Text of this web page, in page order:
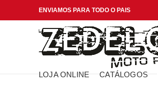
ENVIAMOS PARA TODO O PAIS
LOJA ONLINE CATÁLOGOS